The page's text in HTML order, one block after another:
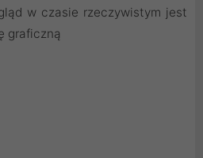
w czasie rzeczywistym jest
graficzną